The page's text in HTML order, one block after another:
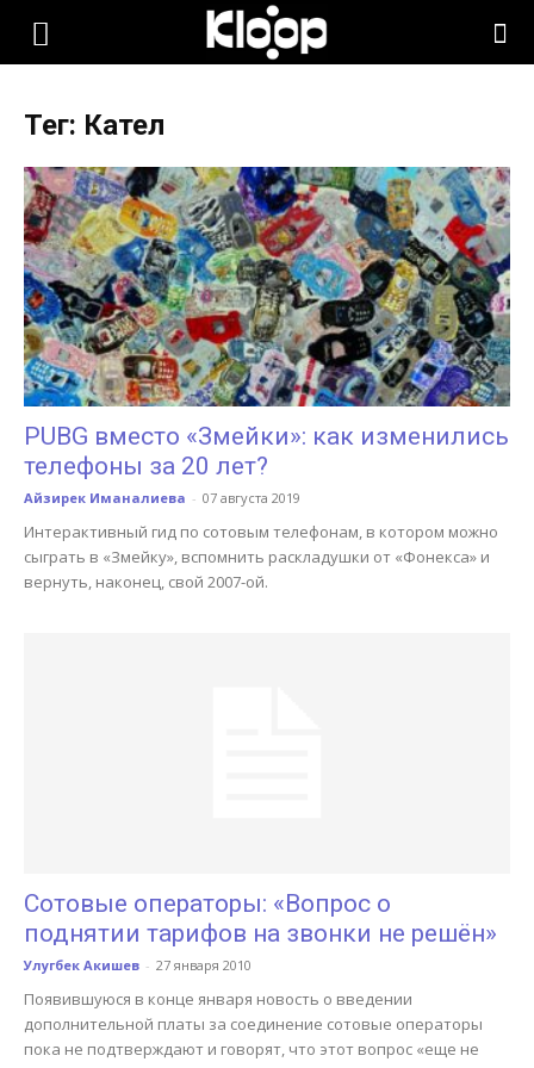
KLOOP.KG
Новости
Кыргызстана
Тег: Кател
PUBG вместо «Змейки»: как изменились
телефоны за 20 лет?
Айзирек Иманалиева - 07 августа 2019
Интерактивный гид по сотовым телефонам, в котором можно
сыграть в «Змейку», вспомнить раскладушки от «Фонекса» и
вернуть, наконец, свой 2007-ой.
Сотовые операторы: «Вопрос о
поднятии тарифов на звонки не решён»
Улугбек Акишев - 27 января 2010
Появившуюся в конце января новость о введении
дополнительной платы за соединение сотовые операторы
пока не подтверждают и говорят, что этот вопрос «еще не